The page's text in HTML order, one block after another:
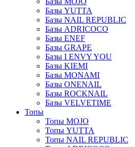
Базы YUTTA
Базы NAIL REPUBLIC
Базы ADRICOCO
Базы ENEF
Базы GRAPE
Базы I ENVY YOU
Базы KIEMI
Базы MONAMI
Базы ONENAIL
Базы ROCKNAIL
Базы VELVETIME
Топы
Топы MOJO
Топы YUTTA
Топы NAIL REPUBLIC